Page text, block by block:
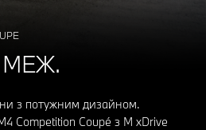
МЕЖ.
з потужним дизайном.
Competition Coupé з M xDrive